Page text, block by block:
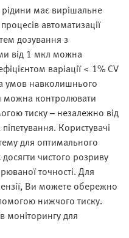
має вирішальне
автоматизації
дозування з
від 1 мкл можна
варіації < 1% CV
умов навколишнього
можна контролювати
тиску – незалежно від
Користувачі
для оптимального
чистого розриву
точності. Для
Ви можете обережно
нижчого тиску.
моніторингу для